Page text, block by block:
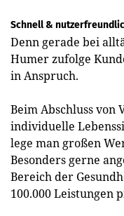
Schnell &
Denn gerade bei
Humer zufolge
in Anspruch.
Beim Abschluss von
individuelle
lege man großen
Besonders gerne
Bereich der
100.000 Leistungen